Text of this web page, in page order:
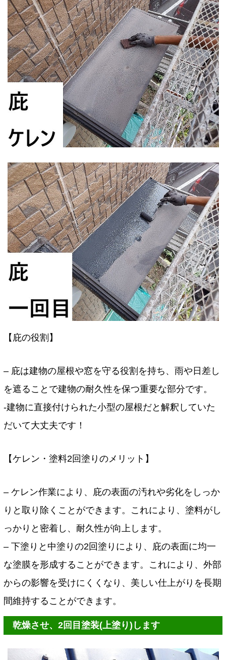
【庇の役割】
– 庇は建物の屋根や窓を守る役割を持ち、雨や日差し
を遮ることで建物の耐久性を保つ重要な部分です。
-建物に直接付けられた小型の屋根だと解釈していた
だいて大丈夫です！
【ケレン・塗料2回塗りのメリット】
– ケレン作業により、庇の表面の汚れや劣化をしっか
りと取り除くことができます。これにより、塗料がし
っかりと密着し、耐久性が向上します。
– 下塗りと中塗りの2回塗りにより、庇の表面に均一
な塗膜を形成することができます。これにより、外部
からの影響を受けにくくなり、美しい仕上がりを長期
間維持することができます。
乾燥させ、2回目塗装(上塗り)します